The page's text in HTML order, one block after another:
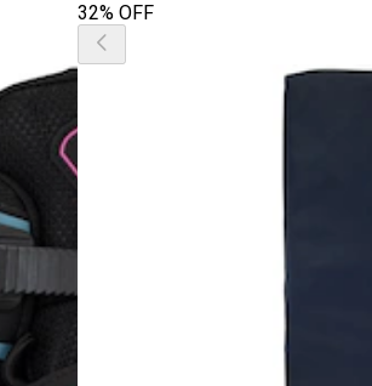
32% OFF